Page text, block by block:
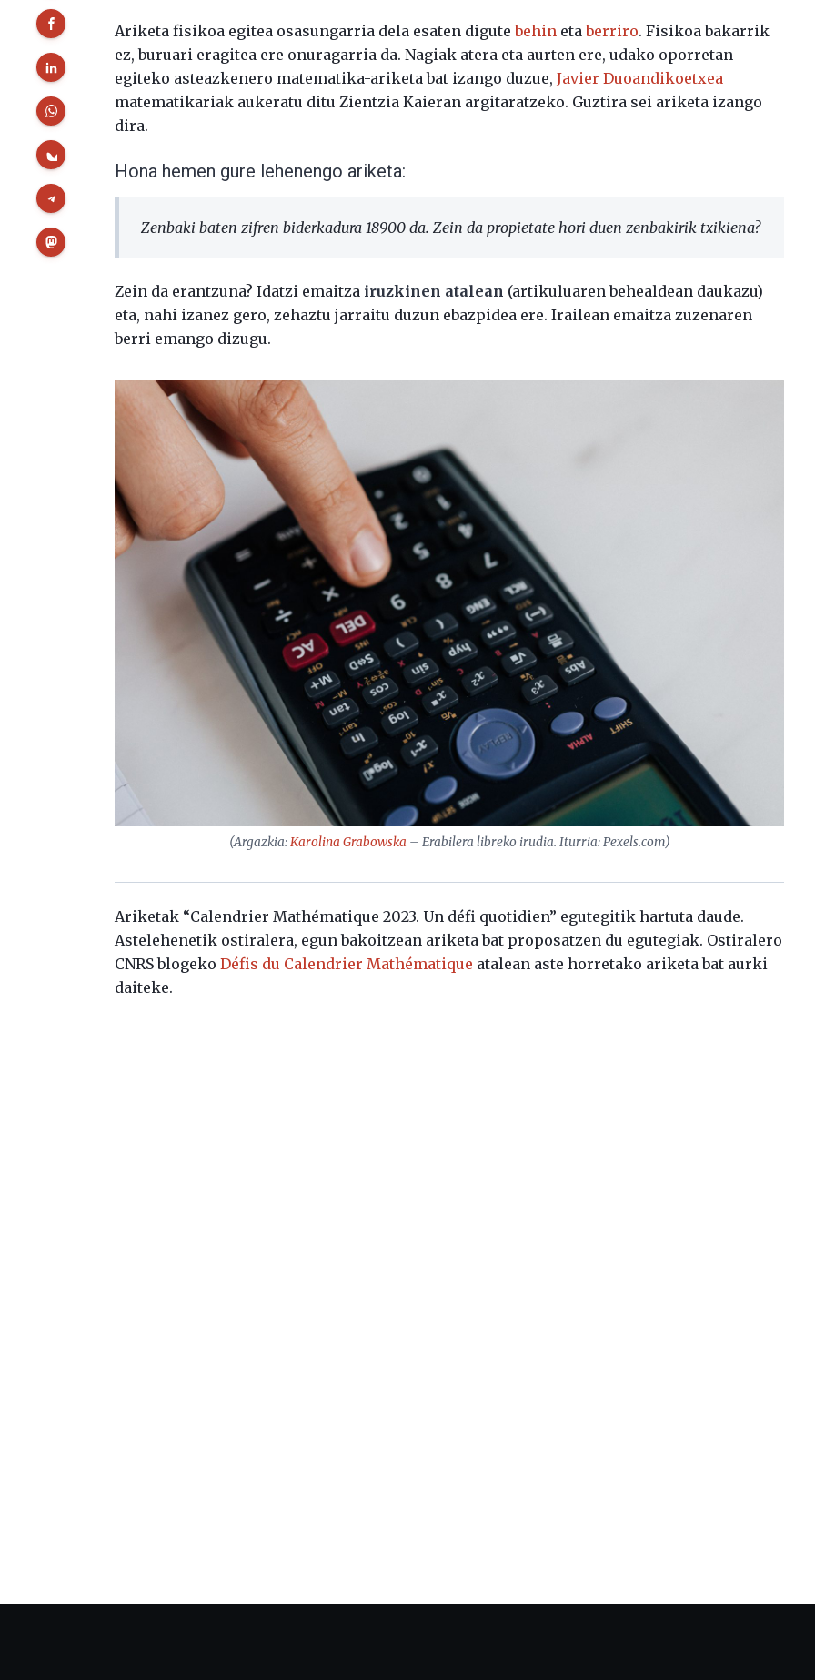
Ariketa fisikoa egitea osasungarria dela esaten digutebehin etaberriro. Fisikoa bakarrik
ez, buruari eragitea ere onuragarria da. Nagiak atera eta aurten ere, udako oporretan
egiteko asteazkenero matematika-ariketa bat izango duzue,Javier Duoandikoetxea
matematikariak aukeratu ditu Zientzia Kaieran argitaratzeko. Guztira sei ariketa izango
dira.
Hona hemen gure lehenengo ariketa:
Zenbaki baten zifren biderkadura 18900 da. Zein da propietate hori duen zenbakirik txikiena?
Zein da erantzuna? Idatzi emaitza iruzkinen atalean (artikuluaren behealdean daukazu)
eta, nahi izanez gero, zehaztu jarraitu duzun ebazpidea ere. Irailean emaitza zuzenaren
berri emango dizugu.
(Argazkia:Karolina Grabowska – Erabilera libreko irudia. Iturria: Pexels.com)
Ariketak “Calendrier Mathématique 2023. Un défi quotidien” egutegitik hartuta daude.
Astelehenetik ostiralera, egun bakoitzean ariketa bat proposatzen du egutegiak. Ostiralero
CNRS blogekoDéfis du Calendrier Mathématique atalean aste horretako ariketa bat aurki
daiteke.